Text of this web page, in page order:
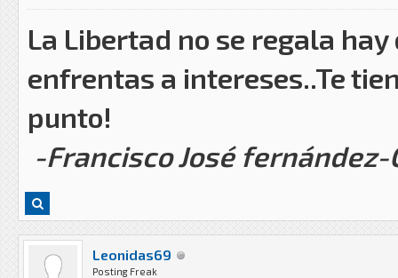
La Libertad no se regala
enfrentas a intereses..Te
punto!
-Francisco José
Leonidas69
Posting Freak